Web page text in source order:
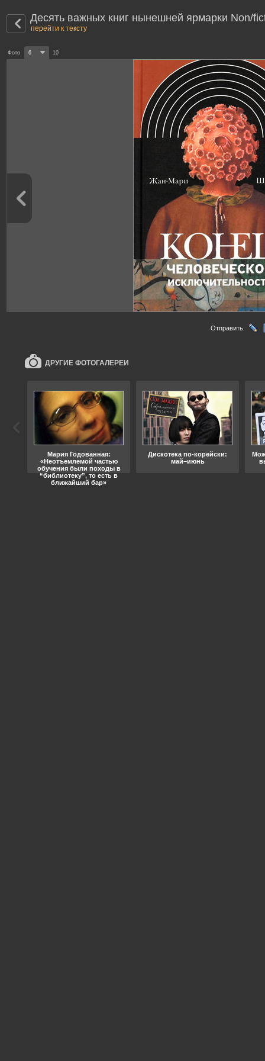
Десять важных книг нынешней ярмарки Non/
перейти к тексту
Фото 6 10
Отправить:
ДРУГИЕ ФОТОГАЛЕРЕИ
Мария Годованная:
«Неотъемлемой частью
обучения были походы в
“библиотеку”, то есть в
ближайший бар»
Дискотека по-корейски:
май–июнь